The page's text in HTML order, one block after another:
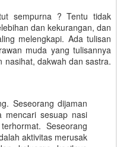
sempurna ? Tentu tidak
dan kekurangan, dan
melengkapi. Ada tulisan
muda yang tulisannya
nasihat, dakwah dan sastra.
Seseorang dijaman
mencari sesuap nasi
Seseorang
aktivitas merusak